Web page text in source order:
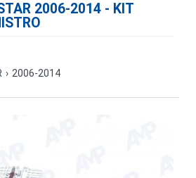
2006-2014 - KIT
› 2006-2014